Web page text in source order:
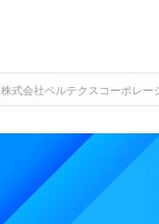
株式会社ベルテクスコーポレー